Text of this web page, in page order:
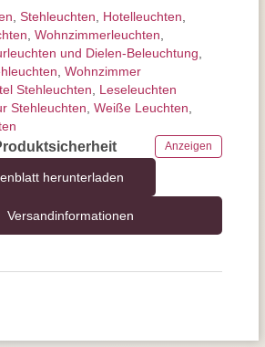
Stehleuchten Hotelleuchten
Wohnzimmer­leuchten
und Dielen-Beleuchtung
Wohnzimmer
Stehleuchten
Leseleuchten
Stehleuchten Weiße Leuchten
Anzeigen
herunterladen
Versandinformationen